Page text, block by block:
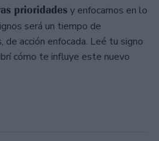
prioridades y enfocarnos en lo
será un tiempo de
de acción enfocada. Leé tu signo
cómo te influye este nuevo